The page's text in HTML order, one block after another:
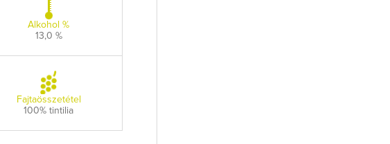
Alkohol %
13,0 %
Fajtaösszetétel
100% tintilia